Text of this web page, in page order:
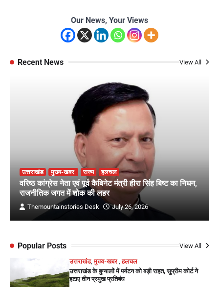
Our News, Your Views
Recent News View All
उत्तराखंड मुख्य-खबर राज्य हलचल
वरिष्ठ कांग्रेस नेता एवं पूर्व कैबिनेट मंत्री हीरा सिंह बिष्ट का निधन,
राजनीतिक जगत में शोक की लहर
Themountainstories Desk July 26, 2026
Popular Posts View All
उत्तराखंड,मुख्य-खबर ,हलचल
उत्तराखंड के बुग्यालों में पर्यटन को बड़ी राहत, सुप्रीम कोर्ट ने
हटाए तीन प्रमुख प्रतिबंध